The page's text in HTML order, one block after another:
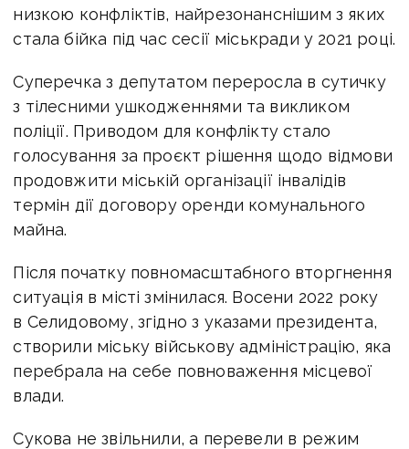
низкою конфліктів, найрезонанснішим з яких
сталабійка під час сесії міськради у 2021 році.
Суперечка з депутатом переросла в сутичку
з тілесними ушкодженнями та викликом
поліції. Приводом для конфлікту стало
голосування за проєкт рішення щодо відмови
продовжити міській організації інвалідів
термін дії договору оренди комунального
майна.
Після початку повномасштабного вторгнення
ситуація в місті змінилася. Восени 2022 року
в Селидовому, згідно з указами президента,
створили міську військовуадміністрацію, яка
перебрала на себе повноваження місцевої
влади.
Сукова незвільнили, а перевели в режим